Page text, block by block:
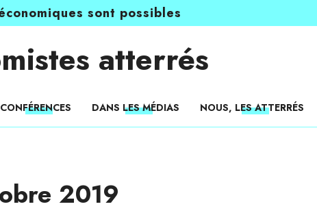
sont possibles
atterrés
CONFÉRENCES DANS LES MÉDIAS NOUS, LES ATTERRÉS
2019